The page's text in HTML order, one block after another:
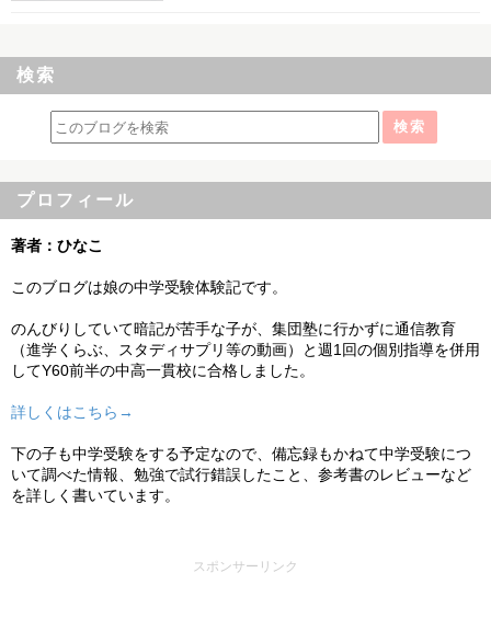
検索
プロフィール
著者：ひなこ
このブログは娘の中学受験体験記です。
のんびりしていて暗記が苦手な子が、集団塾に行かずに通信教育
（進学くらぶ、スタディサプリ等の動画）と週1回の個別指導を併用
してY60前半の中高一貫校に合格しました。
詳しくはこちら→
下の子も中学受験をする予定なので、備忘録もかねて中学受験につ
いて調べた情報、勉強で試行錯誤したこと、参考書のレビューなど
を詳しく書いています。
スポンサーリンク